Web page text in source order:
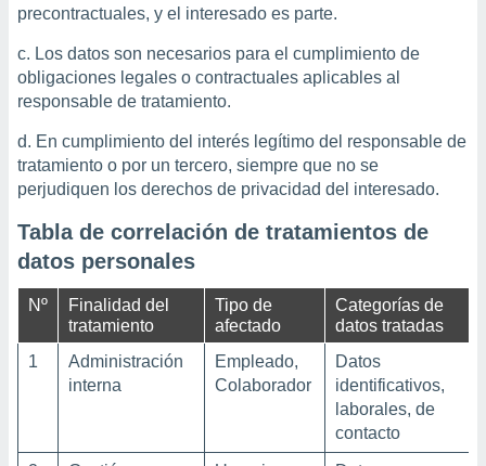
precontractuales, y el interesado es parte.
Los datos son necesarios para el cumplimiento de
obligaciones legales o contractuales aplicables al
responsable de tratamiento.
En cumplimiento del interés legítimo del responsable de
tratamiento o por un tercero, siempre que no se
perjudiquen los derechos de privacidad del interesado.
Tabla de correlación de tratamientos de
datos personales
Nº
Finalidad del
tratamiento
Tipo de
afectado
Categorías de
datos tratadas
1
Administración
interna
Empleado,
Colaborador
Datos
identificativos,
laborales, de
contacto